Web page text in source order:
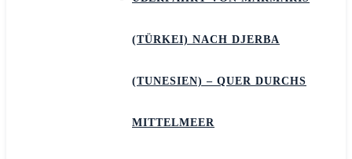
(TÜRKEI) NACH DJERBA
(TUNESIEN) – QUER DURCHS
MITTELMEER